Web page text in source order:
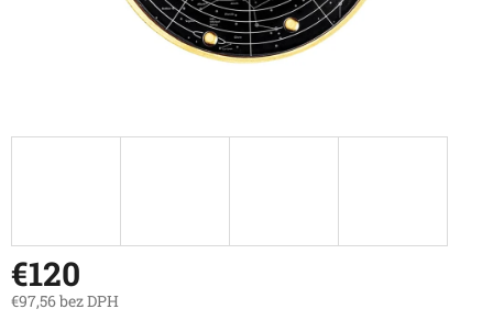
€120
€97,56 bez DPH